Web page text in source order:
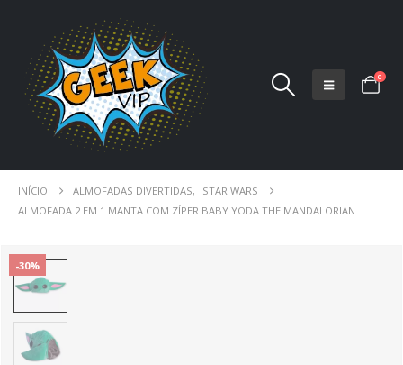
0
INÍCIO ALMOFADAS DIVERTIDAS,
STAR WARS
ALMOFADA 2 EM 1 MANTA COM ZÍPER BABY YODA THE MANDALORIAN
-30%